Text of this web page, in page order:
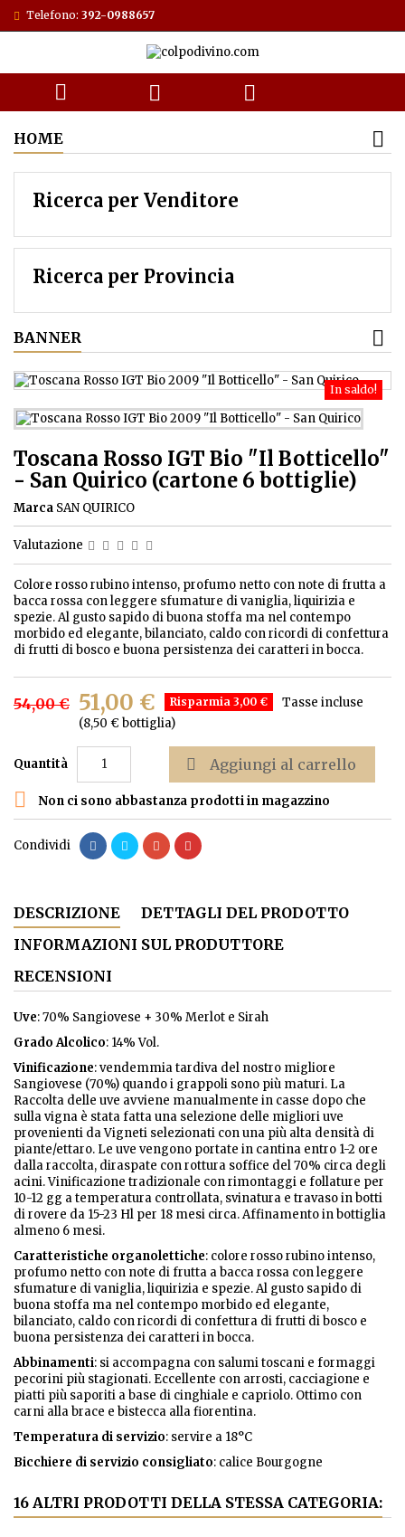
Telefono: 392-0988657
  
HOME
Ricerca per Venditore
Ricerca per Provincia
BANNER
In saldo!
Toscana Rosso IGT Bio "Il Botticello"
- San Quirico (cartone 6 bottiglie)
Marca SAN QUIRICO
Valutazione
Colore rosso rubino intenso, profumo netto con note di frutta a
bacca rossa con leggere sfumature di vaniglia, liquirizia e
spezie. Al gusto sapido di buona stoffa ma nel contempo
morbido ed elegante, bilanciato, caldo con ricordi di confettura
di frutti di bosco e buona persistenza dei caratteri in bocca.
54,00 € 51,00 € Risparmia 3,00 €
(8,50 € bottiglia)
Tasse incluse
Quantità  Aggiungi al carrello
 Non ci sono abbastanza prodotti in magazzino
Condividi
DESCRIZIONE
DETTAGLI DEL PRODOTTO
INFORMAZIONI SUL PRODUTTORE
RECENSIONI
Uve: 70% Sangiovese + 30% Merlot e Sirah
Grado Alcolico: 14% Vol.
Vinificazione: vendemmia tardiva del nostro migliore
Sangiovese (70%) quando i grappoli sono più maturi. La
Raccolta delle uve avviene manualmente in casse dopo che
sulla vigna è stata fatta una selezione delle migliori uve
provenienti da Vigneti selezionati con una più alta densità di
piante/ettaro. Le uve vengono portate in cantina entro 1-2 ore
dalla raccolta, diraspate con rottura soffice del 70% circa degli
acini. Vinificazione tradizionale con rimontaggi e follature per
10-12 gg a temperatura controllata, svinatura e travaso in botti
di rovere da 15-23 Hl per 18 mesi circa. Affinamento in bottiglia
almeno 6 mesi.
Caratteristiche organolettiche: colore rosso rubino intenso,
profumo netto con note di frutta a bacca rossa con leggere
sfumature di vaniglia, liquirizia e spezie. Al gusto sapido di
buona stoffa ma nel contempo morbido ed elegante,
bilanciato, caldo con ricordi di confettura di frutti di bosco e
buona persistenza dei caratteri in bocca.
Abbinamenti: si accompagna con salumi toscani e formaggi
pecorini più stagionati. Eccellente con arrosti, cacciagione e
piatti più saporiti a base di cinghiale e capriolo. Ottimo con
carni alla brace e bistecca alla fiorentina.
Temperatura di servizio: servire a 18°C
Bicchiere di servizio consigliato: calice Bourgogne
16 ALTRI PRODOTTI DELLA STESSA CATEGORIA: